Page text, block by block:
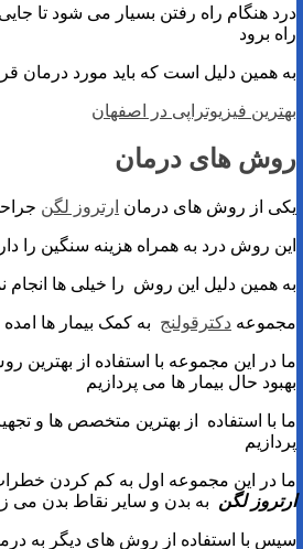
درد هنگام راه رفتن بسیار می شود تا جایی
راه برود
به همین دلیل است که باید مورد درمان
بهترین فیزیوتراپی در اصفهان
روش های درمان
یکی از روش های درمان ارتروز لگن
این روش درد به همراه هزینه سنگین را
به همین دلیل این روش را خیلی ها انجام
مجموعه دکترقولنج به کمک بیمار ها
ما در این مجموعه با استفاده از بهترین
بهبود حال بیمار ها می پردازیم
ما با استفاده از بهترین متخصص ها و
پردازیم
ما در این مجموعه اول به کم کردن
ارتروز لگن به بدن و سایر نقاط بدن می
سپس با استفاده از روش های دیگر به